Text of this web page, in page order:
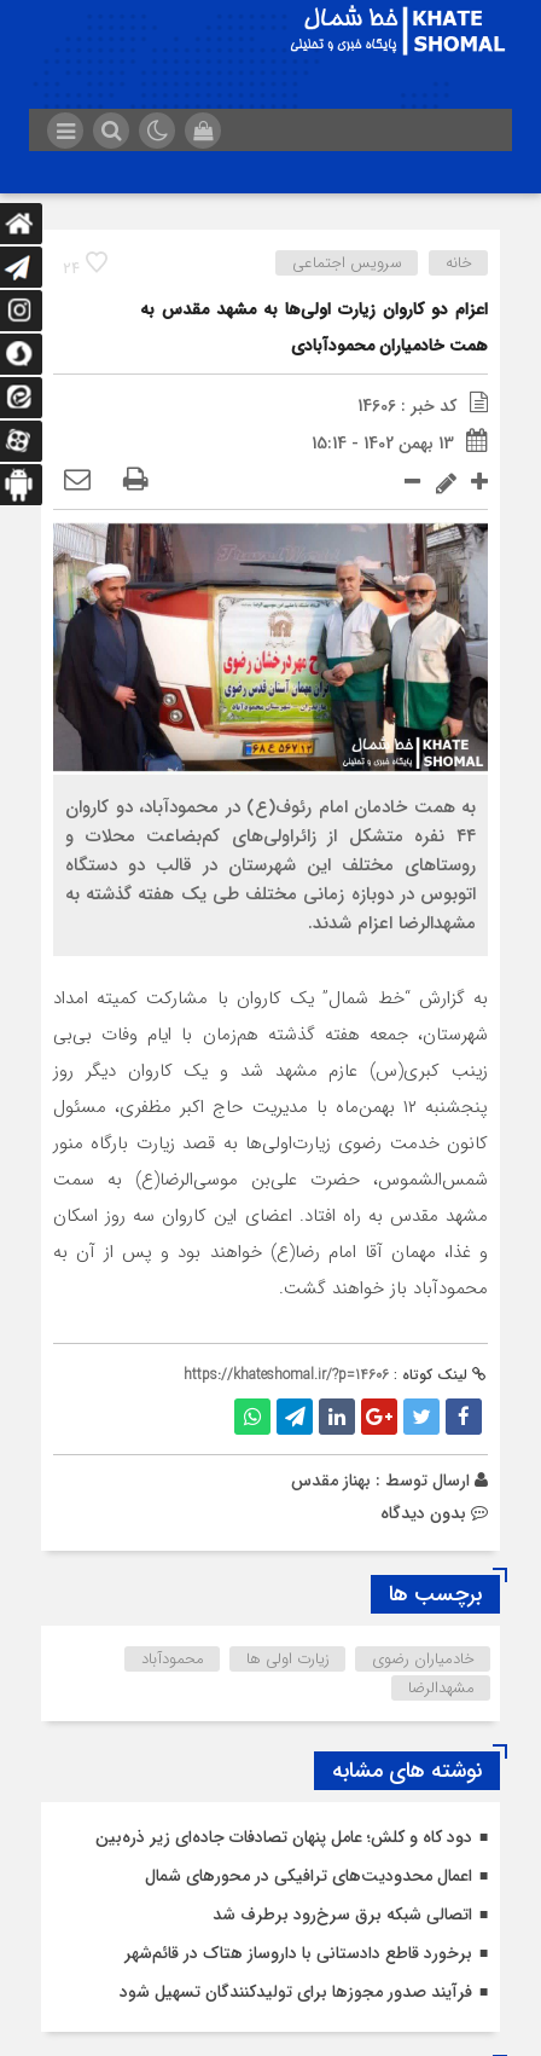
24 خانه سرویس اجتماعی
اعزام دو کاروان زیارت اولی‌ها به مشهد مقدس به
همت خادمیاران محمودآبادی
کد خبر : 14606
13 بهمن 1402 - 15:14
به همت خادمان امام رئوف(ع) در محمودآباد، دو کاروان
۴۴ نفره متشکل از زائراولی‌های کم‌بضاعت محلات و
روستاهای مختلف این شهرستان در قالب دو دستگاه
اتوبوس در دوبازه زمانی مختلف طی یک هفته گذشته به
مشهدالرضا اعزام شدند.
به گزارش “خط شمال” یک کاروان با مشارکت کمیته امداد
شهرستان، جمعه هفته گذشته هم‌زمان با ایام وفات بی‌بی
زینب کبری(س) عازم مشهد شد و یک کاروان دیگر روز
پنجشنبه ۱۲ بهمن‌ماه با مدیریت حاج اکبر مظفری، مسئول
کانون خدمت رضوی زیارت‌اولی‌ها به قصد زیارت بارگاه منور
شمس‌الشموس، حضرت علی‌بن موسی‌الرضا(ع) به سمت
مشهد مقدس به راه افتاد. اعضای این کاروان سه روز اسکان
و غذا، مهمان آقا امام رضا(ع) خواهند بود و پس از آن به
محمودآباد باز خواهند گشت.
لینک کوتاه : https://khateshomal.ir/?p=14606
ارسال توسط : بهناز مقدس
بدون دیدگاه
برچسب ها
خادمیاران رضوی زیارت اولی ها
محمودآباد
مشهدالرضا
نوشته های مشابه
دود کاه و کلش؛ عامل پنهان تصادفات جاده‌ای زیر ذره‌بین
اعمال محدودیت‌‌های ترافیکی در محورهای شمال
اتصالی شبکه برق سرخ‌رود برطرف شد
برخورد قاطع دادستانی با داروساز هتاک در قائم‌شهر
فرآیند صدور مجوزها برای تولیدکنندگان تسهیل شود